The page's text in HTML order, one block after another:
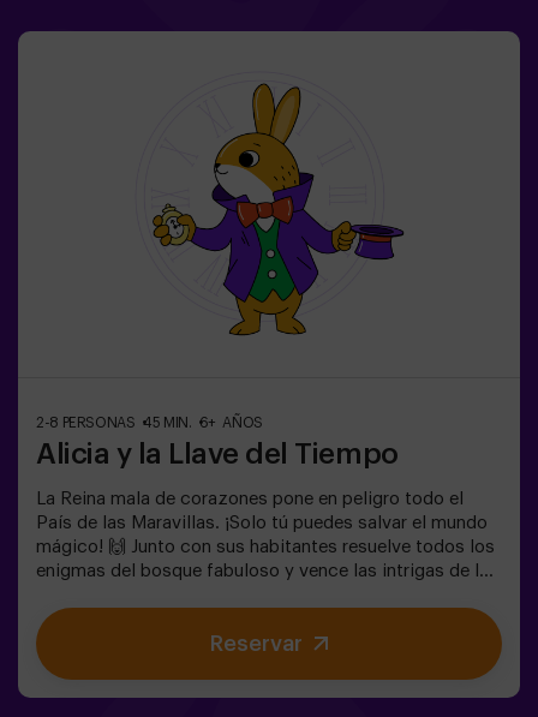
2-8 PERSONAS 45 MIN. 6+ AÑOS
Alicia y la Llave del Tiempo
La Reina mala de corazones pone en peligro todo el
País de las Maravillas. ¡Solo tú puedes salvar el mundo
mágico! 🙌 Junto con sus habitantes resuelve todos los
enigmas del bosque fabuloso y vence las intrigas de la
cautivante de tu vida con Alicia y el conejo? 🐇Es un
juego de escape destinado para niños a partir de 6 años
también! Tenemos posibilidad de reservar un espacio
Reservar